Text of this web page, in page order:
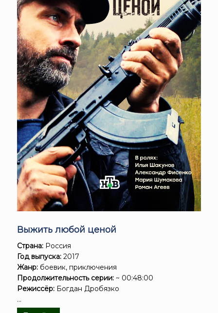
Выжить любой ценой
Страна: Россия
Год выпуска: 2017
Жанр: боевик, приключения
Продолжительность серии: ~ 00:48:00
Режиссёр: Богдан Дробязко
...